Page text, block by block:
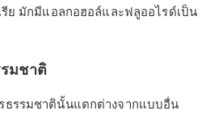
ย มักมีแอลกอฮอล์และฟลูออไรด์เป็น
มชาติ
ธรรมชาตินั้นแตกต่างจากแบบอื่น